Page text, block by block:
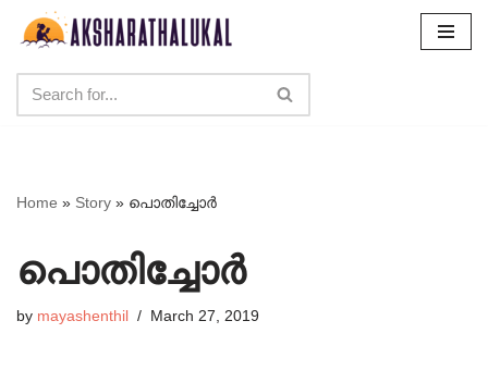
content
Home » Story » പൊതിച്ചോർ
പൊതിച്ചോർ
by mayashenthil March 27, 2019